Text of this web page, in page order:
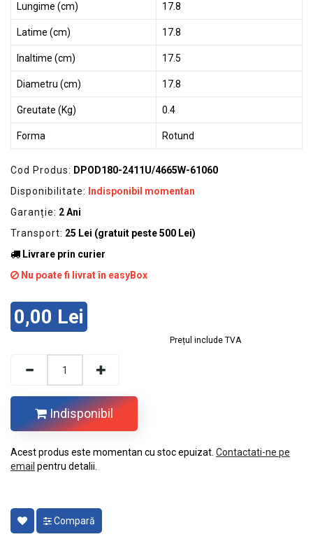
Lungime (cm) 17.8
Latime (cm) 17.8
Inaltime (cm) 17.5
Diametru (cm) 17.8
Greutate (Kg) 0.4
Forma Rotund
Cod Produs: DPOD180-2411U/4665W-61060
Disponibilitate:
Indisponibil momentan
Garanție: 2 Ani
Transport: 25 Lei (gratuit peste 500 Lei)
Livrare prin curier
Nu poate fi livrat în easyBox
0,00 Lei
Prețul include TVA
Indisponibil
Acest produs este momentan cu stoc epuizat. Contactati-ne pe
email pentru detalii.
Compară